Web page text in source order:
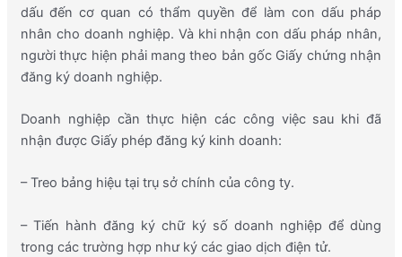
dấu đến cơ quan có thẩm quyền để làm con dấu pháp
nhân cho doanh nghiệp. Và khi nhận con dấu pháp nhân,
người thực hiện phải mang theo bản gốc Giấy chứng nhận
đăng ký doanh nghiệp.
Doanh nghiệp cần thực hiện các công việc sau khi đã
nhận được Giấy phép đăng ký kinh doanh:
– Treo bảng hiệu tại trụ sở chính của công ty.
– Tiến hành đăng ký chữ ký số doanh nghiệp để dùng
trong các trường hợp như ký các giao dịch điện tử.